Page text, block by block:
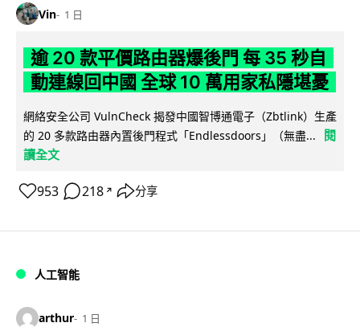
Vin 1 日
逾 20 款平價路由器爆後門 每 35 秒自
動連線回中國 全球 10 萬用家私隱堪憂
網絡安全公司 VulnCheck 揭發中國智博通電子（Zbtlink）生產
的 20 多款路由器內置後門程式「Endlessdoors」（無盡...
閱
讀全文
953 218 ↗ 分享
人工智能
arthur 1 日